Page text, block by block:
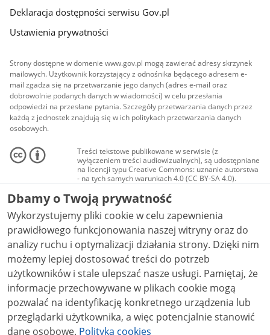
Deklaracja dostępności serwisu Gov.pl
Ustawienia prywatności
Strony dostępne w domenie www.gov.pl mogą zawierać adresy skrzynek
mailowych. Użytkownik korzystający z odnośnika będącego adresem e-
mail zgadza się na przetwarzanie jego danych (adres e-mail oraz
dobrowolnie podanych danych w wiadomości) w celu przesłania
odpowiedzi na przesłane pytania. Szczegóły przetwarzania danych przez
każdą z jednostek znajdują się w ich politykach przetwarzania danych
osobowych.
Treści tekstowe publikowane w serwisie (z
wyłączeniem treści audiowizualnych), są udostępniane
na licencji typu Creative Commons: uznanie autorstwa
- na tych samych warunkach 4.0 (CC BY-SA 4.0).
Materiały audiowizualne, w tym zdjęcia, materiały
audio i wideo, są udostępniane na licencji typu
Creative Commons: uznanie autorstwa użycie
niekomercyjne - bez utworów zależnych 4.0 (CC BY-
NC-ND 4.0), o ile nie jest to stwierdzone inaczej.
Dbamy o Twoją prywatność
Wykorzystujemy pliki cookie w celu zapewnienia
prawidłowego funkcjonowania naszej witryny oraz do
analizy ruchu i optymalizacji działania strony. Dzięki nim
możemy lepiej dostosować treści do potrzeb
użytkowników i stale ulepszać nasze usługi. Pamiętaj, że
informacje przechowywane w plikach cookie mogą
pozwalać na identyfikację konkretnego urządzenia lub
przeglądarki użytkownika, a więc potencjalnie stanowić
dane osobowe. Polityka cookies